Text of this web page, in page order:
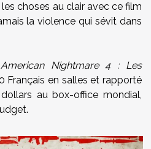
choses au clair avec ce film
la violence qui sévit dans
American Nightmare 4 : Les
Français en salles et rapporté
au box-office mondial,